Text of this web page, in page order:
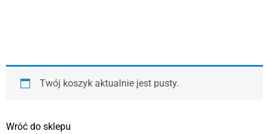
Twój koszyk aktualnie jest pusty.
Wróć do sklepu